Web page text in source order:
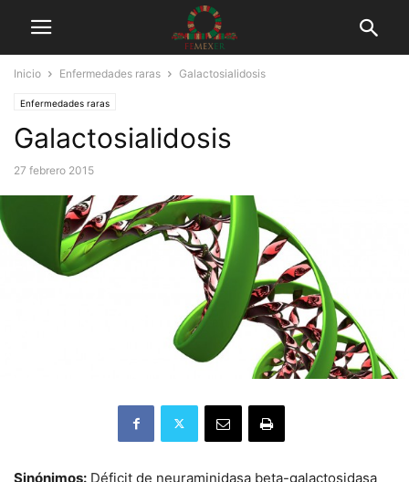
Inicio Enfermedades raras Galactosialidosis
Enfermedades raras
Galactosialidosis
27 febrero 2015
Sinónimos: Déficit de neuraminidasa beta-galactosidasa